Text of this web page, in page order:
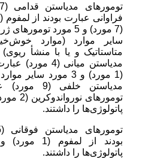
سایر موارد (موارد خوش‌خیم
متاستاتیک و یا با منشأ ریوی)
مدیاستن میانی (4
(1 مورد) و 3 مورد سایر
مدیاستن خلفی (9
پاتولوژی‌ها را داشتند.
پاتولوژی‌ها را داشتند.